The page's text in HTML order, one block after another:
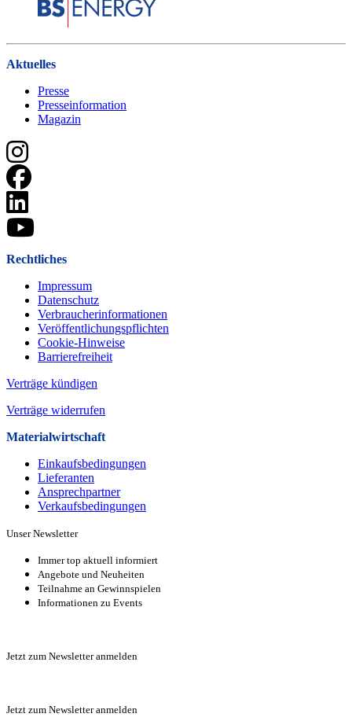
Aktuelles
Presse
Presseinformation
Magazin
Rechtliches
Impressum
Datenschutz
Verbraucherinformationen
Veröffentlichungspflichten
Cookie-Hinweise
Barrierefreiheit
Verträge kündigen
Verträge widerrufen
Materialwirtschaft
Einkaufsbedingungen
Lieferanten
Ansprechpartner
Verkaufsbeding­ungen
Unser Newsletter
Immer top aktuell informiert
Angebote und Neuheiten
Teilnahme an Gewinnspielen
Informationen zu Events
Jetzt zum Newsletter anmelden
Jetzt zum Newsletter anmelden